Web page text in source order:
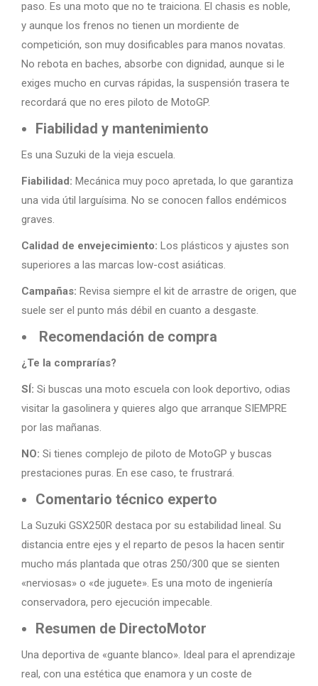
paso. Es una moto que no te traiciona. El chasis es noble,
y aunque los frenos no tienen un mordiente de
competición, son muy dosificables para manos novatas.
No rebota en baches, absorbe con dignidad, aunque si le
exiges mucho en curvas rápidas, la suspensión trasera te
recordará que no eres piloto de MotoGP.
Fiabilidad y mantenimiento
Es una Suzuki de la vieja escuela.
Fiabilidad: Mecánica muy poco apretada, lo que garantiza
una vida útil larguísima. No se conocen fallos endémicos
graves.
Calidad de envejecimiento: Los plásticos y ajustes son
superiores a las marcas low-cost asiáticas.
Campañas: Revisa siempre el kit de arrastre de origen, que
suele ser el punto más débil en cuanto a desgaste.
Recomendación de compra
¿Te la comprarías?
SÍ: Si buscas una moto escuela con look deportivo, odias
visitar la gasolinera y quieres algo que arranque SIEMPRE
por las mañanas.
NO: Si tienes complejo de piloto de MotoGP y buscas
prestaciones puras. En ese caso, te frustrará.
Comentario técnico experto
La Suzuki GSX250R destaca por su estabilidad lineal. Su
distancia entre ejes y el reparto de pesos la hacen sentir
mucho más plantada que otras 250/300 que se sienten
«nerviosas» o «de juguete». Es una moto de ingeniería
conservadora, pero ejecución impecable.
Resumen de DirectoMotor
Una deportiva de «guante blanco». Ideal para el aprendizaje
real, con una estética que enamora y un coste de